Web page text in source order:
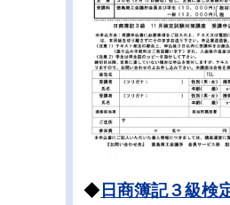
◆ 日商簿記３級検